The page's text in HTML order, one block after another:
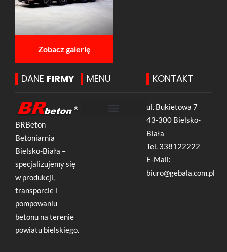
Zobacz galerię
DANE FIRMY
BRBeton
Betoniarnia
Bielsko-Biała –
specjalizujemy się
w produkcji,
transporcie i
pompowaniu
betonu na terenie
powiatu bielskiego.
MENU KONTAKT
ul. Bukietowa 7
43-300 Bielsko-
Biała
Tel. 338122222
E-Mail:
biuro@gebala.com.pl